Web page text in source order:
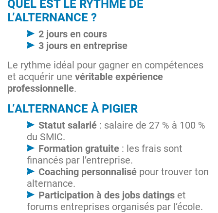
QUEL EST LE RYTHME DE
L’ALTERNANCE ?
2 jours en cours
3 jours en entreprise
Le rythme idéal pour gagner en compétences
et acquérir une véritable expérience
professionnelle.
L’ALTERNANCE À PIGIER
Statut salarié : salaire de 27 % à 100 %
du SMIC​.
Formation gratuite : les frais sont
financés par l’entreprise.
Coaching personnalisé pour trouver ton
alternance.
Participation à des jobs datings et
forums entreprises organisés par l’école.